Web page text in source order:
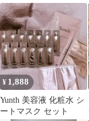
¥ 1,888
Yunth 美容液 化粧水 シ
ートマスク セット